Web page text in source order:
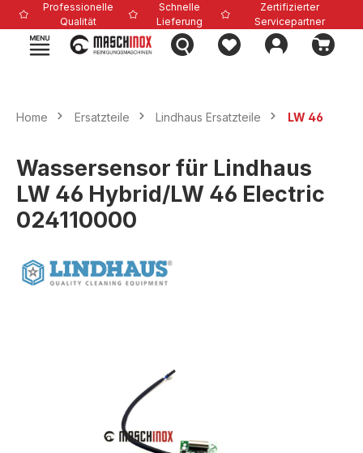
springen
Professionelle
Qualität
Schnelle
Lieferung
Zertifizierter
Servicepartner
Home Ersatzteile Lindhaus Ersatzteile LW 46
Wassersensor für Lindhaus
LW 46 Hybrid/LW 46 Electric
024110000